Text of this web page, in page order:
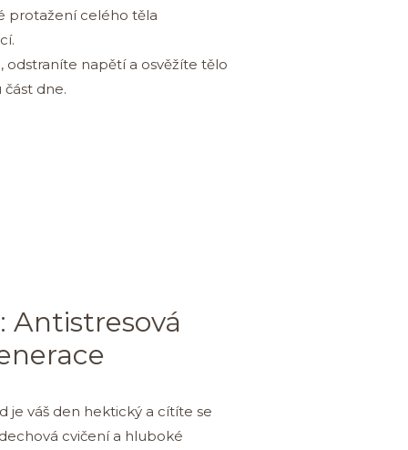
protažení celého těla
napětí a osvěžíte tělo
dne.
Antistresová
je váš den hektický a cítíte se
cvičení a hluboké